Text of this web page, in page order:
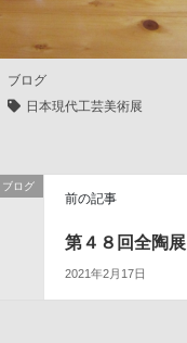
ブログ
日本現代工芸美術展
ブログ
前の記事
第４８回全陶展
2021年2月17日